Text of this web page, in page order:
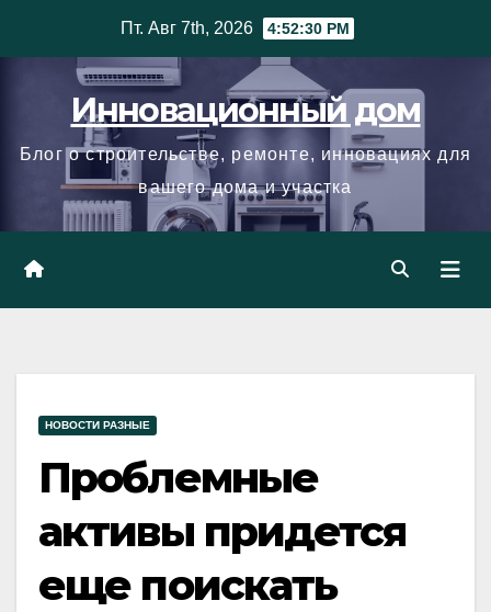
Пт. Авг 7th, 2026 4:52:31 PM
Инновационный дом
Блог о строительстве, ремонте, инновациях для
вашего дома и участка
НОВОСТИ РАЗНЫЕ
Проблемные
активы придется
еще поискать